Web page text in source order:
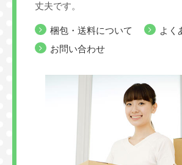
丈夫です。
梱包・送料について
よく
お問い合わせ